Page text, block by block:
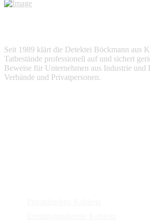
Seit 1989 klärt die Detektei Böckmann aus
Tatbestände professionell auf und sichert
Beweise für Unternehmen aus Industrie und
Verbände und Privatpersonen.